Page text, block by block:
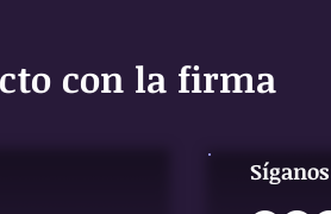
con la firma
Síganos